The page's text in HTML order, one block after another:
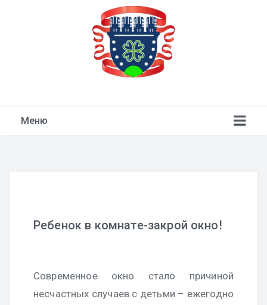
Меню
Ребенок в комнате-закрой окно!
Современное окно стало причиной
несчастных случаев с детьми – ежегодно